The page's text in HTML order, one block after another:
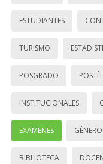
ESTUDIANTES
TURISMO
POSGRADO
INSTITUCIONALES
EXÁMENES GÉNERO
BIBLIOTECA